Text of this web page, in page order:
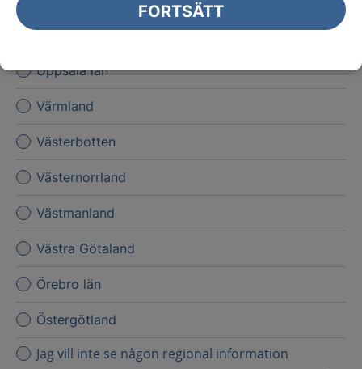
FORTSÄTT
Sörmland
Uppsala län
Värmland
Västerbotten
Västernorrland
Västmanland
Västra Götaland
Örebro län
Östergötland
Jag vill inte se någon regional information